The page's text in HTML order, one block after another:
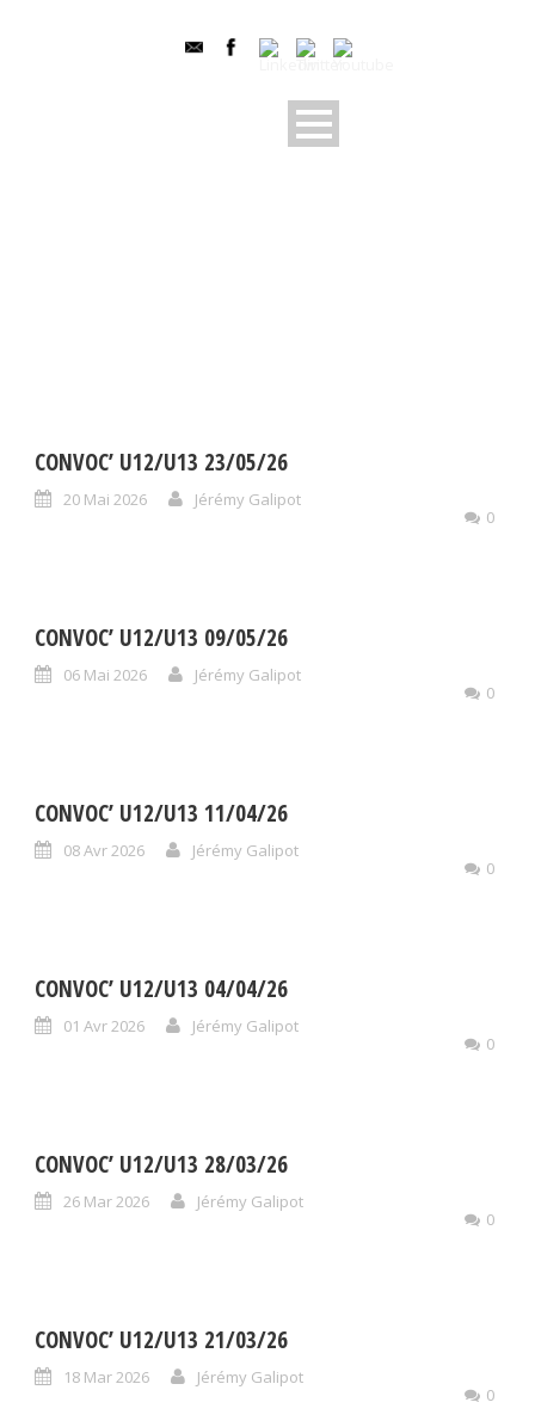
CONVOC’ U12/U13 23/05/26
20 Mai 2026
Jérémy Galipot
0
CONVOC’ U12/U13 09/05/26
06 Mai 2026
Jérémy Galipot
0
CONVOC’ U12/U13 11/04/26
08 Avr 2026
Jérémy Galipot
0
CONVOC’ U12/U13 04/04/26
01 Avr 2026
Jérémy Galipot
0
CONVOC’ U12/U13 28/03/26
26 Mar 2026
Jérémy Galipot
0
CONVOC’ U12/U13 21/03/26
18 Mar 2026
Jérémy Galipot
0